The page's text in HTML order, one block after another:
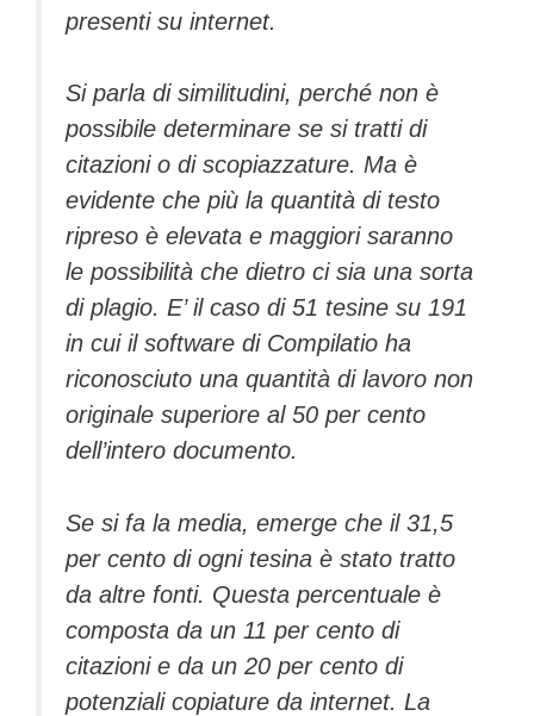
presenti su internet.
Si parla di similitudini, perché non è
possibile determinare se si tratti di
citazioni o di scopiazzature. Ma è
evidente che più la quantità di testo
ripreso è elevata e maggiori saranno
le possibilità che dietro ci sia una sorta
di plagio. E’ il caso di 51 tesine su 191
in cui il software di Compilatio ha
riconosciuto una quantità di lavoro non
originale superiore al 50 per cento
dell’intero documento.
Se si fa la media, emerge che il 31,5
per cento di ogni tesina è stato tratto
da altre fonti. Questa percentuale è
composta da un 11 per cento di
citazioni e da un 20 per cento di
potenziali copiature da internet. La